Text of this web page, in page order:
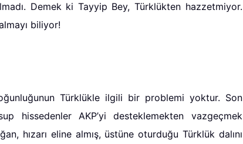
Demek ki Tayyip Bey, Türklükten hazzetmiyor.
biliyor!
Türklükle ilgili bir problemi yoktur. Son
hissedenler AKP’yi desteklemekten vazgeçmek
hızarı eline almış, üstüne oturduğu Türklük dalını